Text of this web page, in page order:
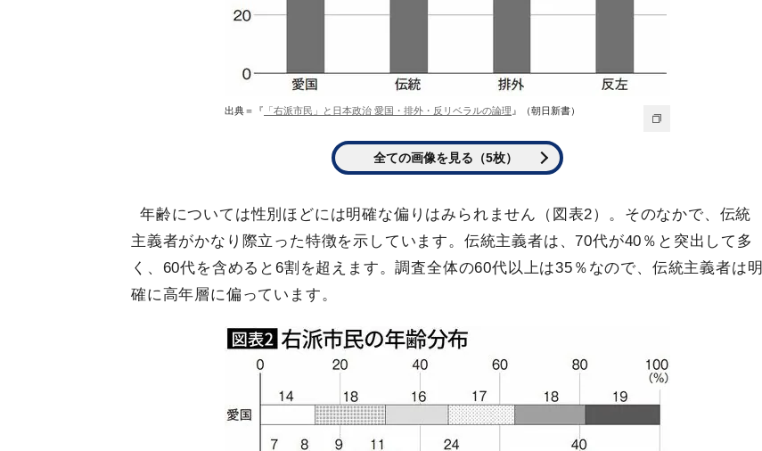
出典＝『 「右派市民」と日本政治 愛国・排外・反リベラルの論理 』（朝日新書）
全ての画像を見る（5枚）
年齢については性別ほどには明確な偏りはみられません（図表2）。そのなかで、伝統
主義者がかなり際立った特徴を示しています。伝統主義者は、70代が40％と突出して多
く、60代を含めると6割を超えます。調査全体の60代以上は35％なので、伝統主義者は明
確に高年層に偏っています。